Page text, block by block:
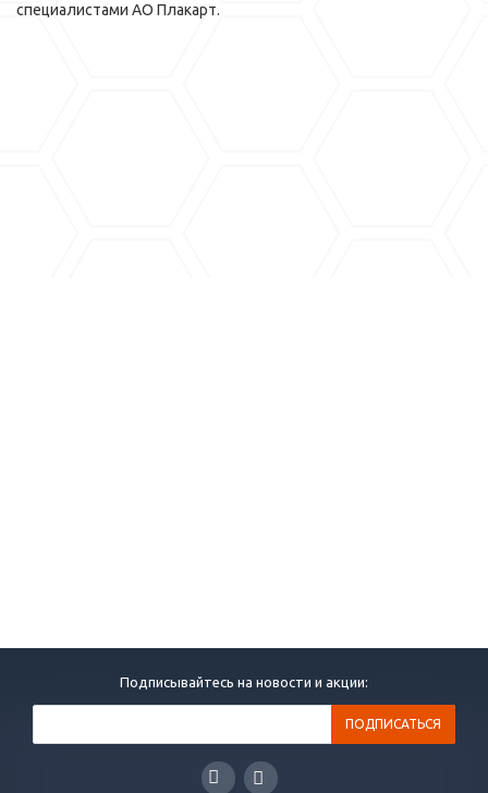
специалистами АО Плакарт.
Подписывайтесь на новости и акции: